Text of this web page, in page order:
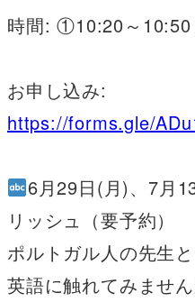
時間: ①10:20～
お申し込み:
https://forms.gle/
6月29日(月)、7月
リッシュ（要予約）
ポルトガル人の先生
英語に触れてみませ